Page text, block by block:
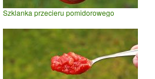
Szklanka przecieru pomidorowego